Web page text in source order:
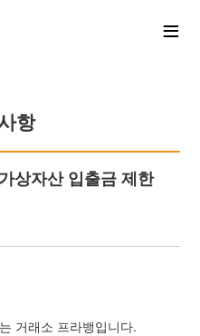
≡
항
상자산 입출금 제한
거래소 프라뱅입니다.